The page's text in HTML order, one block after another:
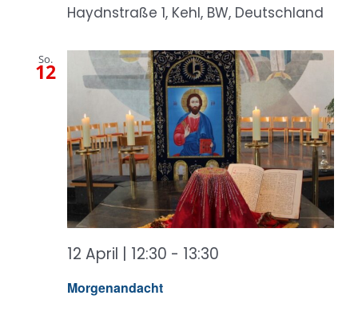
Haydnstraße 1, Kehl, BW, Deutschland
So.
12
Morgenandacht
12 April | 12:30 - 13:30